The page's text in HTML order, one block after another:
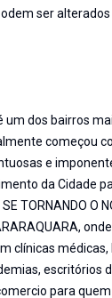
ser
um dos bairros
começou
e
da Cidade
TORNANDO O
clínicas médicas,
escritórios
para